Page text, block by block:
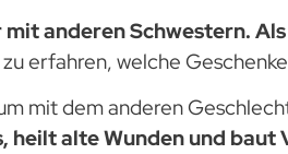
anderen Schwestern.
erfahren, welche
mit dem anderen
heilt alte Wunden und baut